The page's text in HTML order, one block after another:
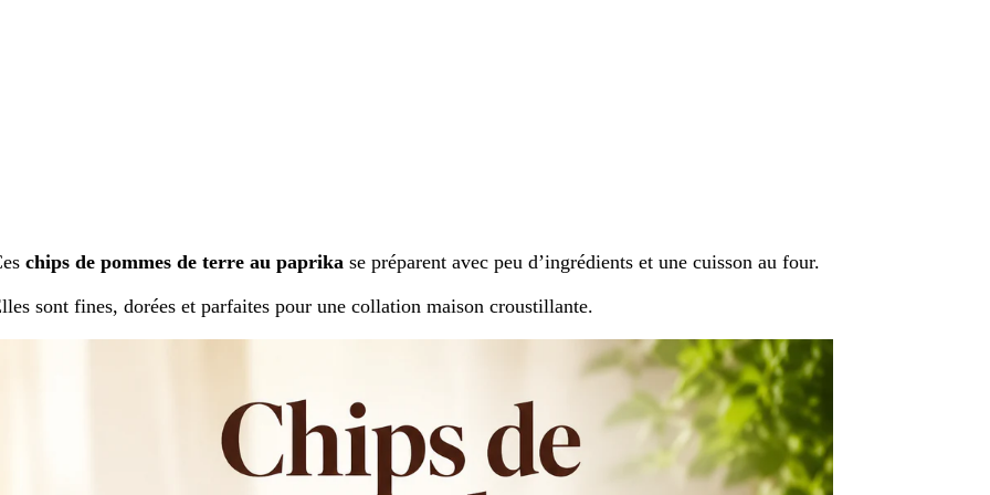
chips de pommes de terre au paprikase préparent avec peu d’ingrédients et une cuisson au four.
sont fines, dorées et parfaites pour une collation maison croustillante.